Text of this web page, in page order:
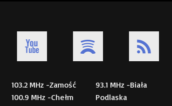
103.2 MHz -Zamość
100.9 MHz -Chełm
93.1 MHz -Biała
Podlaska